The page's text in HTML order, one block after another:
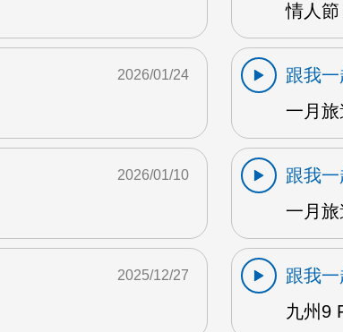
情人節
2026/01/24
跟我
一月
2026/01/10
跟我
一月
2025/12/27
跟我
九州9